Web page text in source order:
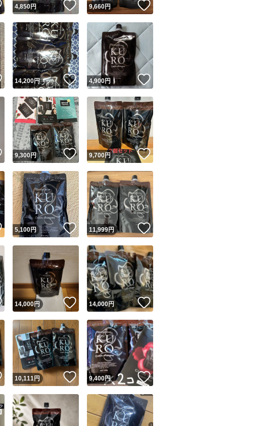
いいね！
4,850円 いいね！
9,660円 いいね！
いいね！
14,200円 いいね！
4,900円
いいね！
9,300円 いいね！
9,700円 いいね！
いいね！
5,100円 いいね！
11,999円 いいね！
いいね！
14,000円 いいね！
14,000円 いいね！
いいね！
10,111円 いいね！
9,400円 いいね！